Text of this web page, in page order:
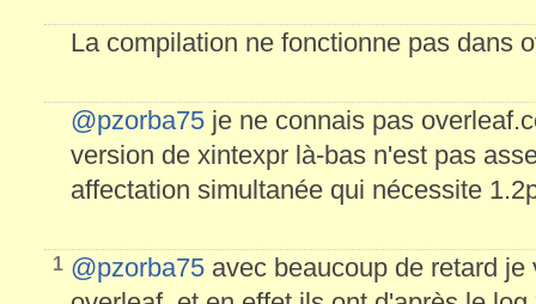
La compilation ne fonctionne pas dans
@pzorba75 je ne connais pas
version de xintexpr là-bas n'est pas
affectation simultanée qui nécessite
1 @pzorba75 avec beaucoup de retard